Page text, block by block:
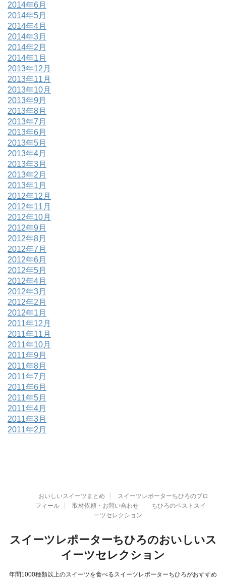
2014年6月
2014年5月
2014年4月
2014年3月
2014年2月
2014年1月
2013年12月
2013年11月
2013年10月
2013年9月
2013年8月
2013年7月
2013年6月
2013年5月
2013年4月
2013年3月
2013年2月
2013年1月
2012年12月
2012年11月
2012年10月
2012年9月
2012年8月
2012年7月
2012年6月
2012年5月
2012年4月
2012年3月
2012年2月
2012年1月
2011年12月
2011年11月
2011年10月
2011年9月
2011年8月
2011年7月
2011年6月
2011年5月
2011年4月
2011年3月
2011年2月
おいしいスイーツまとめ
スイーツレポーターちひろのプロ
フィール
取材依頼・お問い合わせ
ちひろのベストスイ
ーツセレクション
スイーツレポーターちひろのおいしいス
イーツセレクション
年間1000種類以上のスイーツを食べるスイーツレポーターちひろがおすすめ